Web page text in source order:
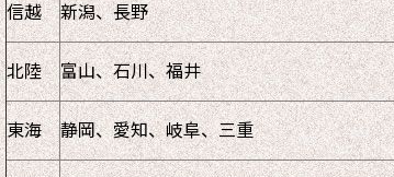
信越 新潟、長野
北陸 富山、石川、福井
東海 静岡、愛知、岐阜、三重